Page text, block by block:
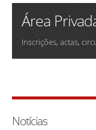
Área
Inscrições, actas,
Notícias